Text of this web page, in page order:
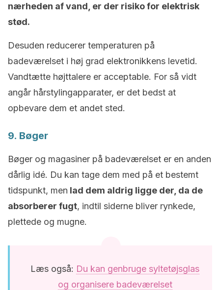
nærheden af vand, er der risiko for elektrisk
stød.
Desuden reducerer temperaturen på
badeværelset i høj grad elektronikkens levetid.
Vandtætte højttalere er acceptable. For så vidt
angår hårstylingapparater, er det bedst at
opbevare dem et andet sted.
9. Bøger
Bøger og magasiner på badeværelset er en anden
dårlig idé. Du kan tage dem med på et bestemt
tidspunkt, men lad dem aldrig ligge der, da de
absorberer fugt, indtil siderne bliver rynkede,
plettede og mugne.
Læs også: Du kan genbruge syltetøjsglas
og organisere badeværelset